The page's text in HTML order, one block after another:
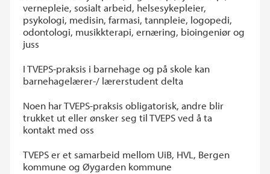
vernepleie, sosialt arbeid, helsesykepleier,
psykologi, medisin, farmasi, tannpleie, logopedi,
odontologi, musikkterapi, ernæring, bioingeniør og
juss
I TVEPS-praksis i barnehage og på skole kan
barnehagelærer-/ lærerstudent delta
Noen har TVEPS-praksis obligatorisk, andre blir
trukket ut eller ønsker seg til TVEPS ved å ta
kontakt med oss
TVEPS er et samarbeid mellom UiB, HVL, Bergen
kommune og Øygarden kommune